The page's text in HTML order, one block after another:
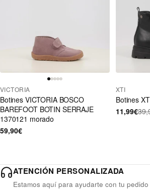
VICTORIA
Botines VICTORIA BOSCO
BAREFOOT BOTIN SERRAJE
1370121 morado
59,90€
XTI
Botines
11,99€
ATENCIÓN PERSONALIZADA
Estamos aquí para ayudarte con tu pedido